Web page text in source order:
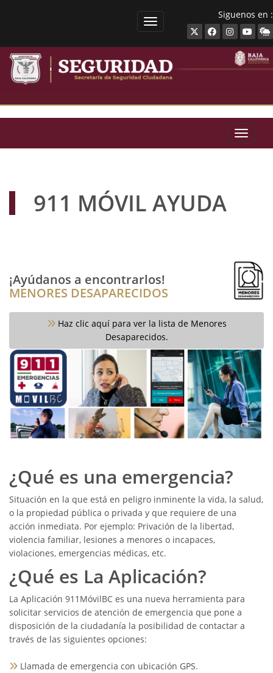
SECRETARíA DE SEGURIDAD
Siguenos en :
911 MÓVIL AYUDA
¡Ayúdanos a encontrarlos!
MENORES DESAPARECIDOS
Haz clic aquí para ver la lista de Menores
Desaparecidos.
¿Qué es una emergencia?
Situación en la que está en peligro inminente la vida, la salud,
o la propiedad pública o privada y que requiere de una
acción inmediata. Por ejemplo: Privación de la libertad,
violencia familiar, lesiones a menores o incapaces,
violaciones, emergencias médicas, etc.
¿Qué es La Aplicación?
La Aplicación 911MóvilBC es una nueva herramienta para
solicitar servicios de atención de emergencia que pone a
disposición de la ciudadanía la posibilidad de contactar a
través de las siguientes opciones:
Llamada de emergencia con ubicación GPS.